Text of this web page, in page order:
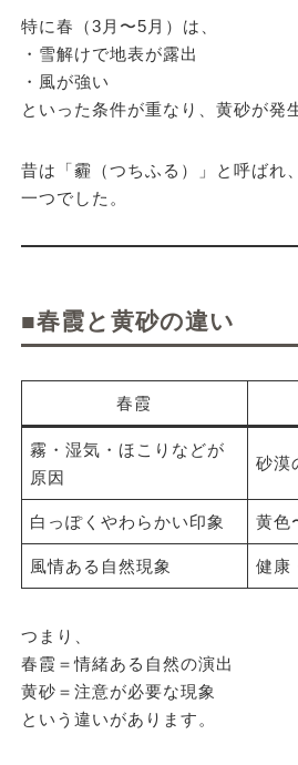
特に春（3月〜5月）は、
・雪解けで地表が露出
・風が強い
といった条件が重なり、黄砂が発
昔は「霾（つちふる）」と呼ばれ
一つでした。
■春霞と黄砂の違い
春霞
霧・湿気・ほこりなどが
原因
砂漠
白っぽくやわらかい印象 黄色
風情ある自然現象 健康
つまり、
春霞＝情緒ある自然の演出
黄砂＝注意が必要な現象
という違いがあります。